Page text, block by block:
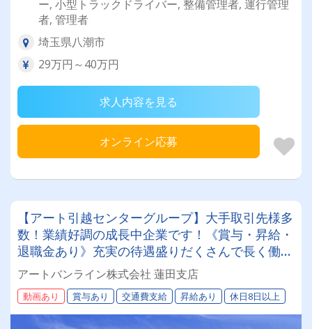
ー, 小型トラックドライバー, 整備管理者, 運行管理
者, 管理者
埼玉県八潮市
29万円～40万円
求人内容を見る
オンライン応募
【アート引越センターグループ】大手取引先様多
数！業績好調の成長中企業です！《賞与・昇給・
退職金あり》充実の待遇盛りだくさんで長く働け
ます！《2tドライバー》★未経験ＯＫ★仕事とプ
ライベートの両立が叶う環境です♪【紹介者制度
あり！】
アートバンライン株式会社 蓮田支店
動画あり 賞与あり 交通費支給 昇給あり 休日8日以上